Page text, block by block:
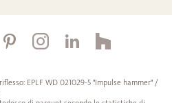
EPLF WD 021029-5 "Impulse hammer" /